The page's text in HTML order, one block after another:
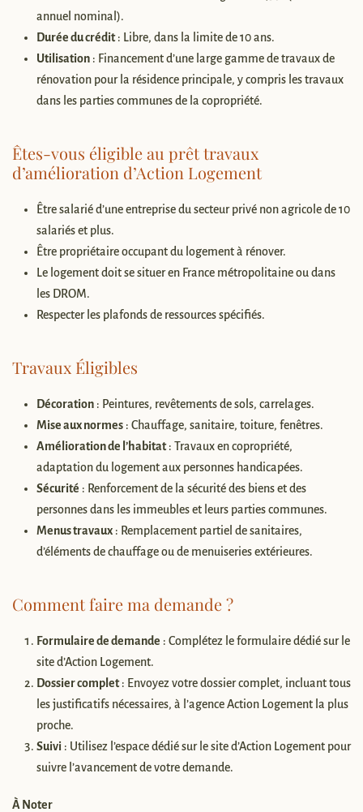
annuel nominal).
Durée du crédit: Libre, dans la limite de 10 ans.
Utilisation : Financement d’une large gamme de travaux de
rénovation pour la résidence principale, y compris les travaux
dans les parties communes de la copropriété.
Êtes-vous éligible au prêt travaux
d’amélioration d’Action Logement
Être salarié d’une entreprise du secteur privé non agricole de 10
salariés et plus.
Être propriétaire occupant du logement à rénover.
Le logement doit se situer en France métropolitaine ou dans
les DROM.
Respecter les plafonds de ressources spécifiés.
Travaux Éligibles
Décoration : Peintures, revêtements de sols, carrelages.
Mise aux normes : Chauffage, sanitaire, toiture, fenêtres.
Amélioration de l’habitat: Travaux en copropriété,
adaptation du logement aux personnes handicapées.
Sécurité : Renforcement de la sécurité des biens et des
personnes dans les immeubles et leurs parties communes.
Menus travaux : Remplacement partiel de sanitaires,
d’éléments de chauffage ou de menuiseries extérieures.
Comment faire ma demande ?
Formulaire de demande : Complétez le formulaire dédié sur le
site d’Action Logement.
Dossier complet: Envoyez votre dossier complet, incluant tous
les justificatifs nécessaires, à l’agence Action Logement la plus
proche.
Suivi : Utilisez l’espace dédié sur le site d’Action Logement pour
suivre l’avancement de votre demande.
À Noter